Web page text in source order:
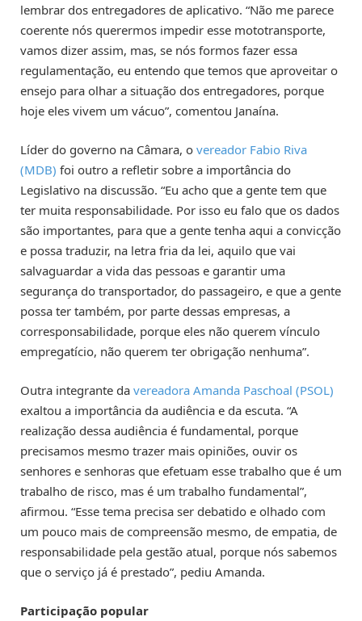
lembrar dos entregadores de aplicativo. “Não me parece
coerente nós querermos impedir esse mototransporte,
vamos dizer assim, mas, se nós formos fazer essa
regulamentação, eu entendo que temos que aproveitar o
ensejo para olhar a situação dos entregadores, porque
hoje eles vivem um vácuo”, comentou Janaína.
Líder do governo na Câmara, o vereador Fabio Riva
(MDB) foi outro a refletir sobre a importância do
Legislativo na discussão. “Eu acho que a gente tem que
ter muita responsabilidade. Por isso eu falo que os dados
são importantes, para que a gente tenha aqui a convicção
e possa traduzir, na letra fria da lei, aquilo que vai
salvaguardar a vida das pessoas e garantir uma
segurança do transportador, do passageiro, e que a gente
possa ter também, por parte dessas empresas, a
corresponsabilidade, porque eles não querem vínculo
empregatício, não querem ter obrigação nenhuma”.
Outra integrante da vereadora Amanda Paschoal (PSOL)
exaltou a importância da audiência e da escuta. “A
realização dessa audiência é fundamental, porque
precisamos mesmo trazer mais opiniões, ouvir os
senhores e senhoras que efetuam esse trabalho que é um
trabalho de risco, mas é um trabalho fundamental”,
afirmou. “Esse tema precisa ser debatido e olhado com
um pouco mais de compreensão mesmo, de empatia, de
responsabilidade pela gestão atual, porque nós sabemos
que o serviço já é prestado”, pediu Amanda.
Participação popular